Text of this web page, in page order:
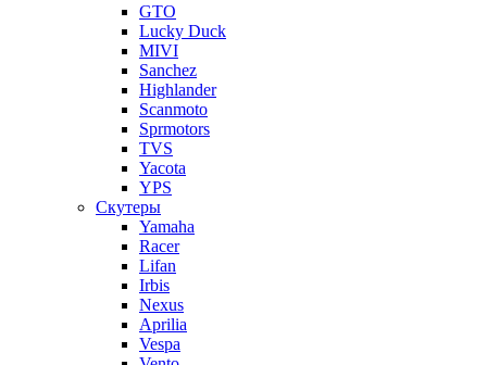
GTO
Lucky Duck
MIVI
Sanchez
Highlander
Scanmoto
Sprmotors
TVS
Yacota
YPS
Скутеры
Yamaha
Racer
Lifan
Irbis
Nexus
Aprilia
Vespa